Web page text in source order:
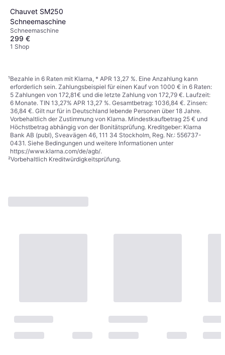
Chauvet SM250
Schneemaschine
Schneemaschine
299 €
1 Shop
¹Bezahle in 6 Raten mit Klarna, * APR 13,27 %. Eine Anzahlung kann
erforderlich sein. Zahlungsbeispiel für einen Kauf von 1000 € in 6 Raten:
5 Zahlungen von 172,81€ und die letzte Zahlung von 172,79 €. Laufzeit:
6 Monate. TIN 13,27% APR 13,27 %. Gesamtbetrag: 1036,84 €. Zinsen:
36,84 €. Gilt nur für in Deutschland lebende Personen über 18 Jahre.
Vorbehaltlich der Zustimmung von Klarna. Mindestkaufbetrag 25 € und
Höchstbetrag abhängig von der Bonitätsprüfung. Kreditgeber: Klarna
Bank AB (publ), Sveavägen 46, 111 34 Stockholm, Reg. Nr.: 556737-
0431. Siehe Bedingungen und weitere Informationen unter
https://www.klarna.com/de/agb/.
²Vorbehaltlich Kreditwürdigkeitsprüfung.